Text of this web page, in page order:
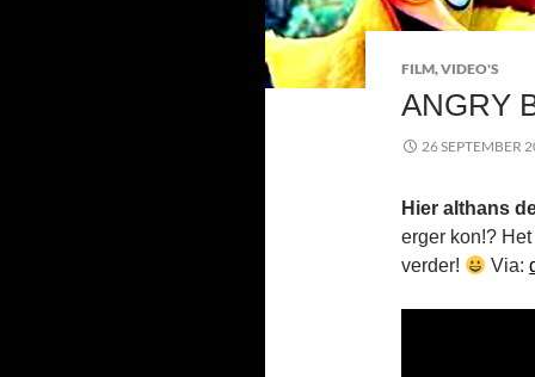
FILM,VIDEO'S
ANGRY
26 SEPTEMBER
Hier althans
erger kon!?
verder!
Via: